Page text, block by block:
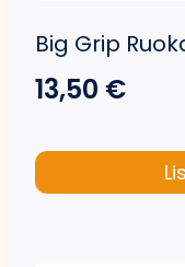
Big Grip
13,50 €